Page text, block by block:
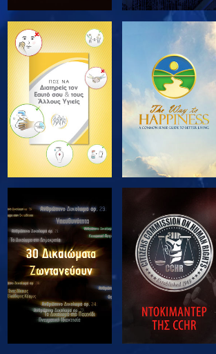
ΕΞΕΡΕΥΝΗΣΤΕ ΤΗ
ΣΕΙΡΑ
ΕΞΕΡΕΥΝΗΣΤΕ ΤΗ
ΣΕΙΡΑ
ΠΑΡΑΚΟΛΟΥΘΗΣΤΕ ΠΑΡΑΚΟΛΟΥΘΗΣΤΕ